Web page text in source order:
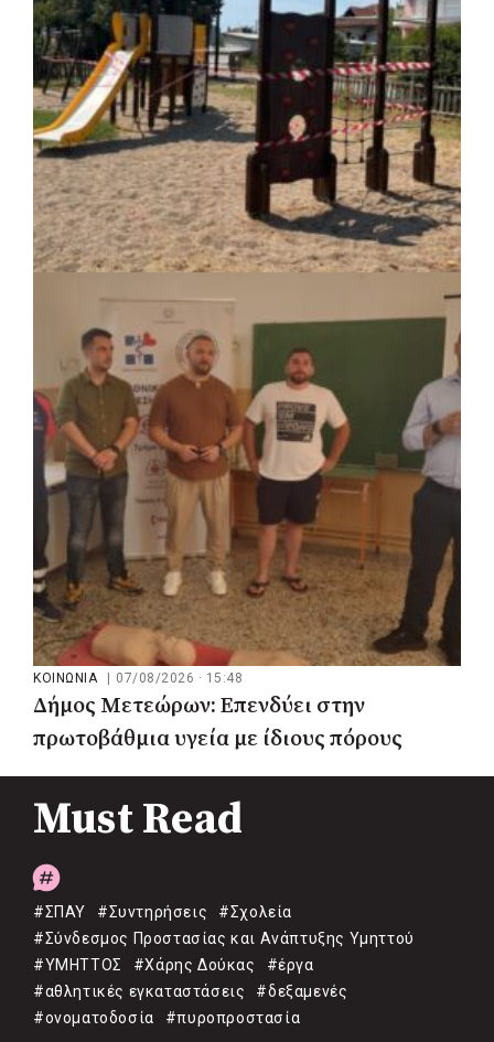
Δήμος Πέλλας: Σε προσωρινή αναστολή
λειτουργίας όλες οι παιδικές χαρές
ΚΟΙΝΩΝΙΑ | 07/08/2026 · 15:48
Δήμος Μετεώρων: Επενδύει στην
πρωτοβάθμια υγεία με ίδιους πόρους
Must Read
#ΣΠΑΥ #Συντηρήσεις
#Σχολεία
#Σύνδεσμος Προστασίας και Ανάπτυξης Υμηττού
#ΥΜΗΤΤΟΣ
#Χάρης Δούκας
#έργα
#αθλητικές εγκαταστάσεις
#δεξαμενές
#ονοματοδοσία
#πυροπροστασία